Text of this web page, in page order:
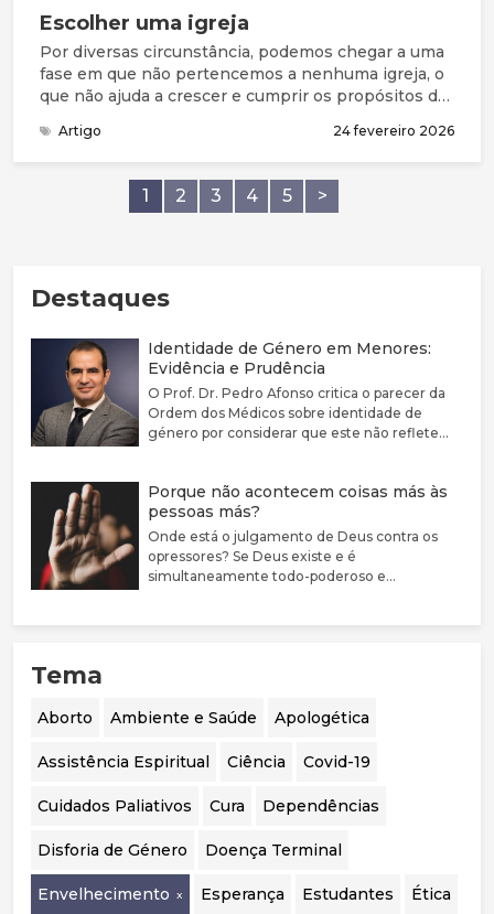
Escolher uma igreja
Por diversas circunstância, podemos chegar a uma
fase em que não pertencemos a nenhuma igreja, o
que não ajuda a crescer e cumprir os propósitos de
Cattermole ajuda-nos com uma decisão importante:
escolher uma igreja.
Artigo 24 fevereiro 2026
1 2 3 4 5 >
Destaques
Identidade de Género em Menores:
Evidência e Prudência
O Prof. Dr. Pedro Afonso critica o parecer da
Ordem dos Médicos sobre identidade de
género por considerar que este não reflete
Defende que a disforia de género deve ser
encarada como uma condição médica
associada a sofrimento e sublinha a elevada
prevalência de comorbilidades psiquiátricas
nestes jovens. Argumenta que a evidência
o acompanhamento psicológico. Por fim,
considera essencial realizar uma auditoria
avaliar a segurança, eficácia e qualidade das
Porque não acontecem coisas más às
pessoas más?
Onde está o julgamento de Deus contra os
opressores? Se Deus existe e é
simultaneamente todo-poderoso e
Tema
Aborto Ambiente e Saúde Apologética
Assistência Espiritual Ciência Covid-19
Cuidados Paliativos Cura Dependências
Disforia de Género Doença Terminal
Envelhecimento Esperança Estudantes Ética